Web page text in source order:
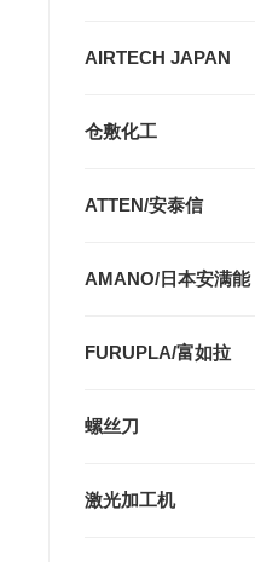
AIRTECH JAPAN
仓敷化工
ATTEN/安泰信
AMANO/日本安满能
FURUPLA/富如拉
螺丝刀
激光加工机